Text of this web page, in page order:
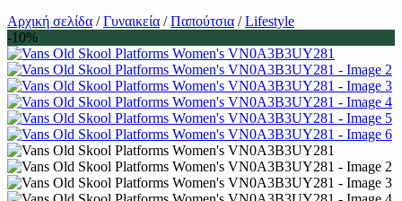
Αρχική σελίδα / Γυναικεία / Παπούτσια / Lifestyle
-10%